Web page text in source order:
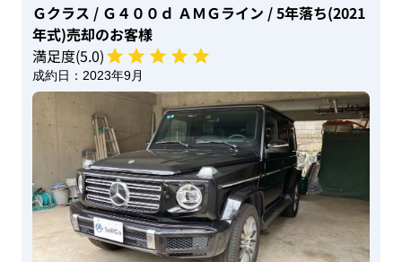
Ｇクラス / Ｇ４００ｄ ＡＭＧライン / 5年落ち(2021
年式)売却のお客様
満足度(5.0)
成約日： 2023年9月